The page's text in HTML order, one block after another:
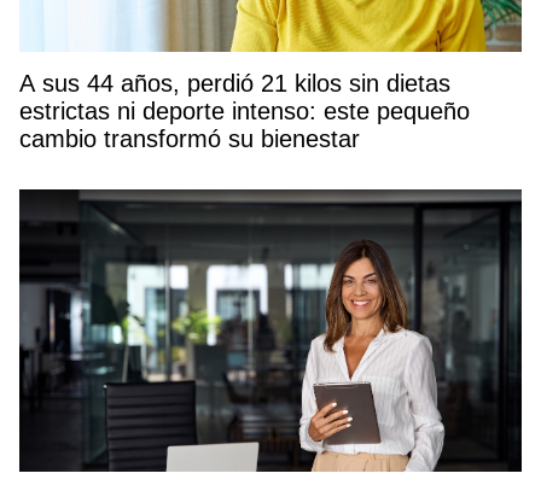
A sus 44 años, perdió 21 kilos sin dietas
estrictas ni deporte intenso: este pequeño
cambio transformó su bienestar